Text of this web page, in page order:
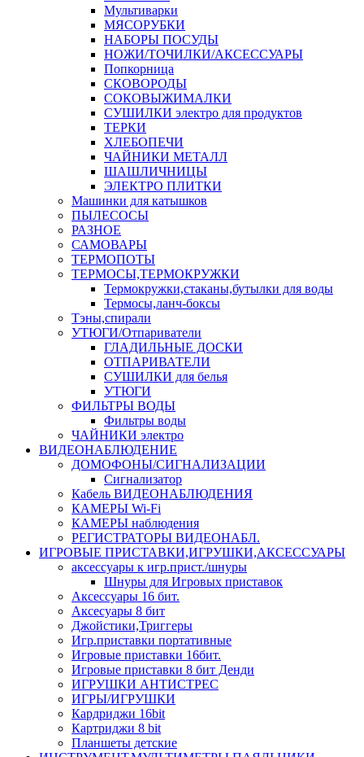
Мультиварки
МЯСОРУБКИ
НАБОРЫ ПОСУДЫ
НОЖИ/ТОЧИЛКИ/АКСЕССУАРЫ
Попкорница
СКОВОРОДЫ
СОКОВЫЖИМАЛКИ
СУШИЛКИ электро для продуктов
ТЕРКИ
ХЛЕБОПЕЧИ
ЧАЙНИКИ МЕТАЛЛ
ШАШЛИЧНИЦЫ
ЭЛЕКТРО ПЛИТКИ
Машинки для катышков
ПЫЛЕСОСЫ
РАЗНОЕ
САМОВАРЫ
ТЕРМОПОТЫ
ТЕРМОСЫ,ТЕРМОКРУЖКИ
Термокружки,стаканы,бутылки для воды
Термосы,ланч-боксы
Тэны,спирали
УТЮГИ/Отпариватели
ГЛАДИЛЬНЫЕ ДОСКИ
ОТПАРИВАТЕЛИ
СУШИЛКИ для белья
УТЮГИ
ФИЛЬТРЫ ВОДЫ
Фильтры воды
ЧАЙНИКИ электро
ВИДЕОНАБЛЮДЕНИЕ
ДОМОФОНЫ/СИГНАЛИЗАЦИИ
Сигнализатор
Кабель ВИДЕОНАБЛЮДЕНИЯ
КАМЕРЫ Wi-Fi
КАМЕРЫ наблюдения
РЕГИСТРАТОРЫ ВИДЕОНАБЛ.
ИГРОВЫЕ ПРИСТАВКИ,ИГРУШКИ,АКСЕССУАРЫ
аксесcуары к игр.прист./шнуры
Шнуры для Игровых приставок
Аксессуары 16 бит.
Аксесуары 8 бит
Джойстики,Триггеры
Игр.приставки портативные
Игровые приставки 16бит.
Игровые приставки 8 бит Денди
ИГРУШКИ АНТИСТРЕС
ИГРЫ/ИГРУШКИ
Кардриджи 16bit
Картриджи 8 bit
Планшеты детские